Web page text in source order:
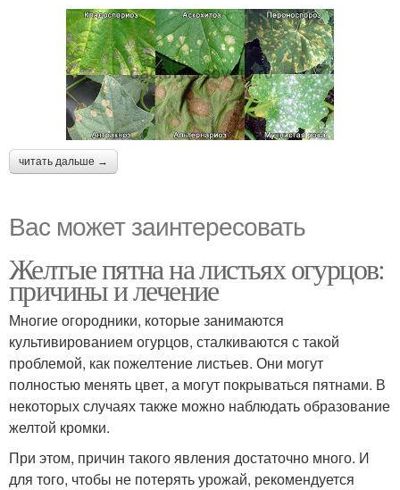
читать дальше →
Вас может заинтересовать
Желтые пятна на листьях огурцов:
причины и лечение
Многие огородники, которые занимаются
культивированием огурцов, сталкиваются с такой
проблемой, как пожелтение листьев. Они могут
полностью менять цвет, а могут покрываться пятнами. В
некоторых случаях также можно наблюдать образование
желтой кромки.
При этом, причин такого явления достаточно много. И
для того, чтобы не потерять урожай, рекомендуется